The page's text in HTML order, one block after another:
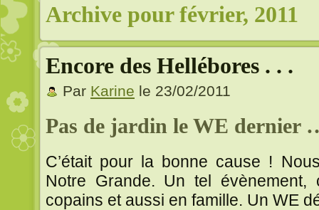
Archive pour février, 2011
Encore des Hellébores . . .
Par Karine le 23/02/2011
Pas de jardin le WE dernier
C’était pour la bonne cause !
Notre Grande. Un tel
copains et aussi en famille. Un WE